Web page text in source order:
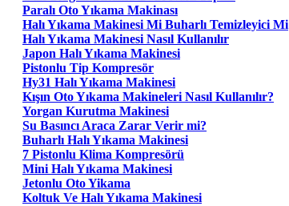
Paralı Oto Yıkama Makinası
Halı Yıkama Makinesi Mi Buharlı Temizleyici Mi
Halı Yıkama Makinesi Nasıl Kullanılır
Japon Halı Yıkama Makinesi
Pistonlu Tip Kompresör
Hy31 Halı Yıkama Makinesi
Kışın Oto Yıkama Makineleri Nasıl Kullanılır?
Yorgan Kurutma Makinesi
Su Basıncı Araca Zarar Verir mi?
Buharlı Halı Yıkama Makinesi
7 Pistonlu Klima Kompresörü
Mini Halı Yıkama Makinesi
Jetonlu Oto Yikama
Koltuk Ve Halı Yıkama Makinesi